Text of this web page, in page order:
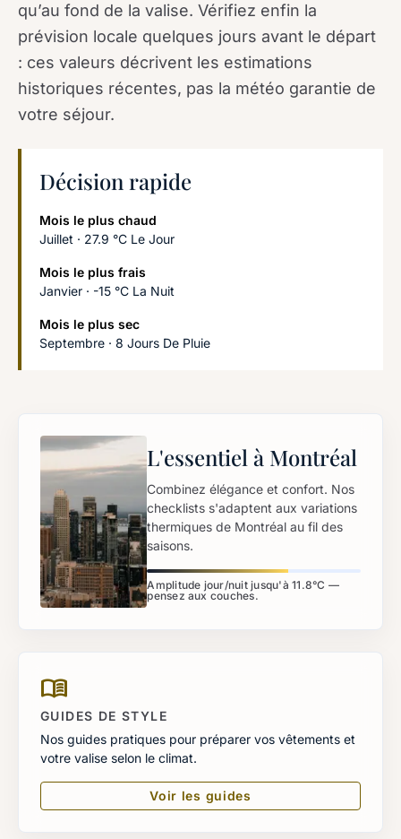
qu’au fond de la valise. Vérifiez enfin la
prévision locale quelques jours avant le départ
: ces valeurs décrivent les estimations
historiques récentes, pas la météo garantie de
votre séjour.
Décision rapide
Mois le plus chaud
Juillet · 27.9 °C Le Jour
Mois le plus frais
Janvier · -15 °C La Nuit
Mois le plus sec
Septembre · 8 Jours De Pluie
L'essentiel à Montréal
Combinez élégance et confort. Nos
checklists s'adaptent aux variations
thermiques de Montréal au fil des
saisons.
Amplitude jour/nuit jusqu'à 11.8°C —
pensez aux couches.
menu_book
GUIDES DE STYLE
Nos guides pratiques pour préparer vos vêtements et
votre valise selon le climat.
Voir les guides